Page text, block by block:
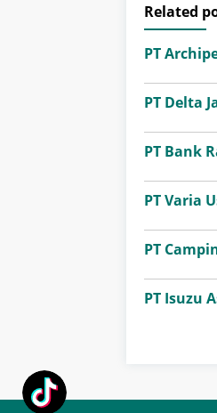
Related
PT
PT Delta
PT Bank
PT Varia
PT
PT Isuzu